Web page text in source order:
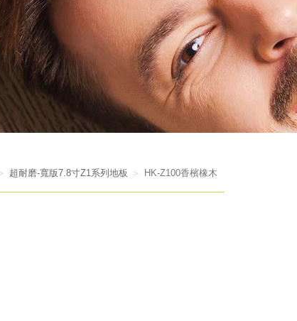
超耐磨-寬版7.8寸Z1系列地板 HK-Z100香檳橡木